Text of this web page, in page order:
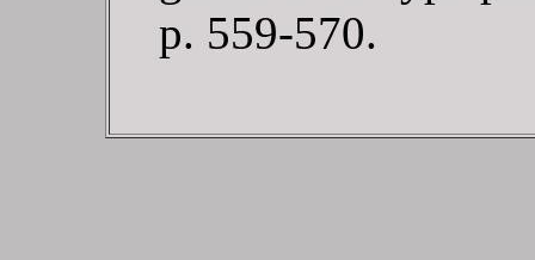
p. 559-570.